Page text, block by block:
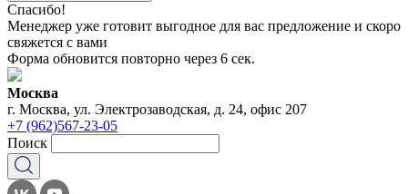
Спасибо!
Менеджер уже готовит выгодное для вас предложение и скоро
свяжется с вами
Форма обновится повторно через 6 сек.
Москва
г. Москва, ул. Электрозаводская, д. 24, офис 207
+7 (962)567-23-05
Поиск